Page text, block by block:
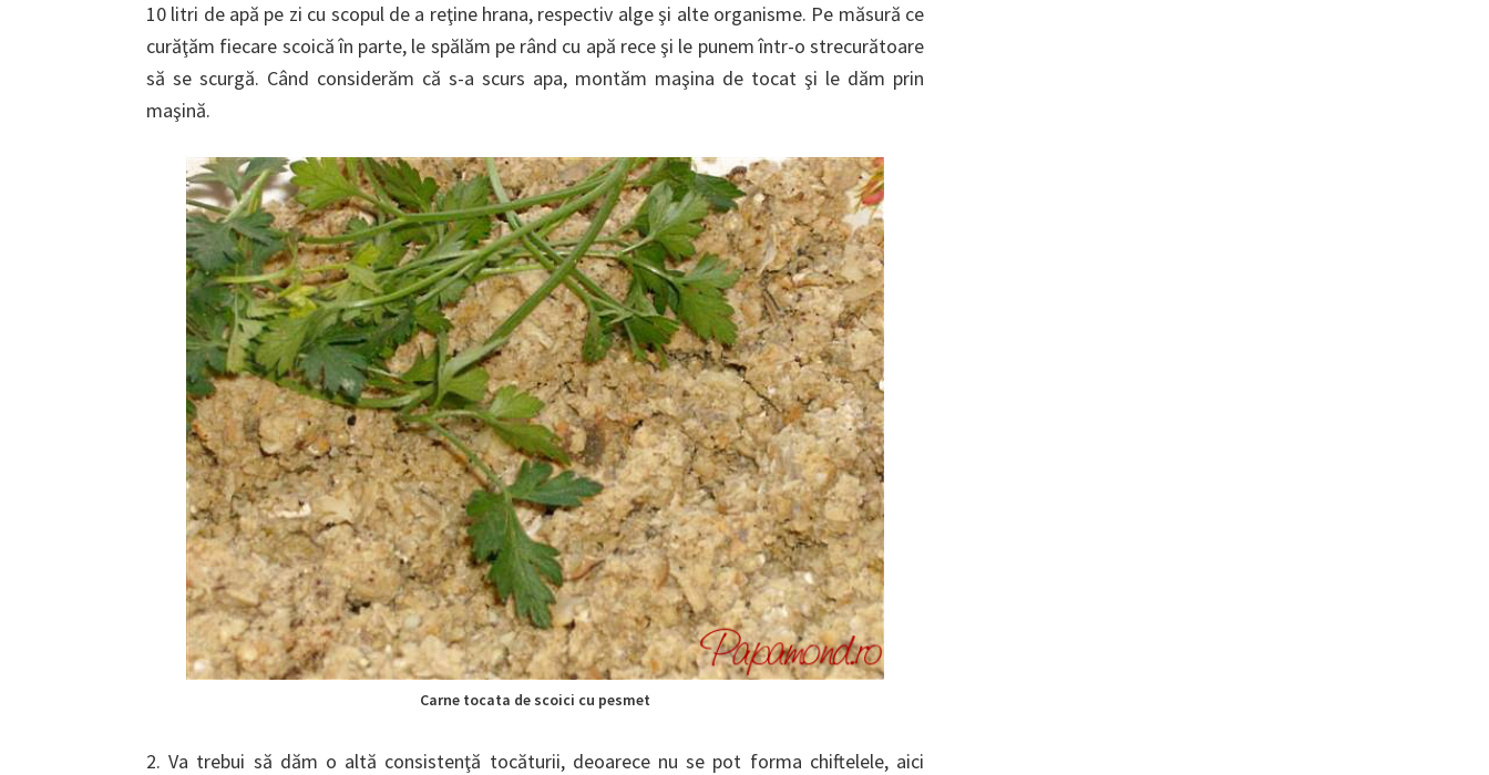
10 litri de apă pe zi cu scopul de a reţine hrana, respectiv alge şi alte organisme. Pe măsură ce
curăţăm fiecare scoică în parte, le spălăm pe rând cu apă rece şi le punem într-o strecurătoare
să se scurgă. Când considerăm că s-a scurs apa, montăm maşina de tocat şi le dăm prin
maşină.
Carne tocata de scoici cu pesmet
2. Va trebui să dăm o altă consistenţă tocăturii, deoarece nu se pot forma chiftelele, aici